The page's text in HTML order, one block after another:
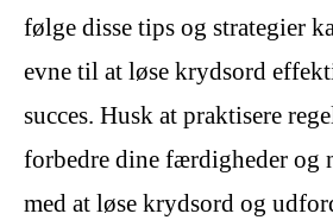
følge disse tips og strategier
evne til at løse krydsord
succes. Husk at praktisere
forbedre dine færdigheder og
med at løse krydsord og